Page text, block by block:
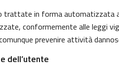
trattate in forma automatizzata
conformemente alle leggi
prevenire attività
dell’utente